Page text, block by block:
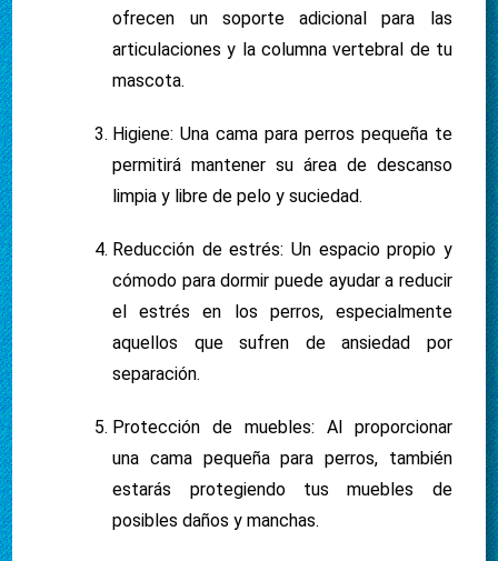
ofrecen un soporte adicional para las
articulaciones y la columna vertebral de tu
mascota.
Higiene: Una cama para perros pequeña te
permitirá mantener su área de descanso
limpia y libre de pelo y suciedad.
Reducción de estrés: Un espacio propio y
cómodo para dormir puede ayudar a reducir
el estrés en los perros, especialmente
aquellos que sufren de ansiedad por
separación.
Protección de muebles: Al proporcionar
una cama pequeña para perros, también
estarás protegiendo tus muebles de
posibles daños y manchas.